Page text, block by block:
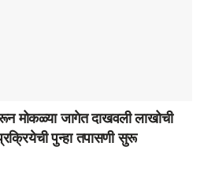
मोकळ्या जागेत दाखवली लाखोची
पुन्हा तपासणी सुरू